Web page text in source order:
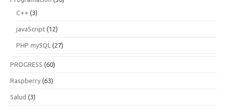
C++ (3)
javaScript (12)
PHP mySQL (27)
PROGRESS (60)
Raspberry (63)
Salud (3)